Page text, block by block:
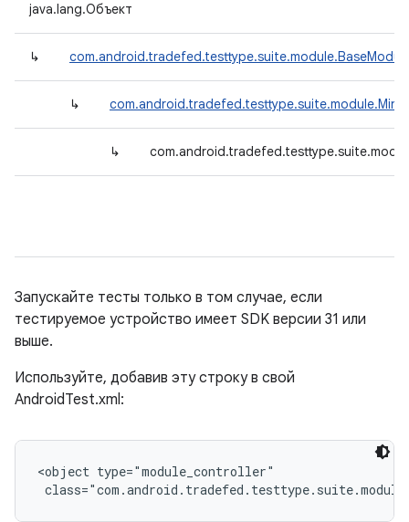
java.lang.Объект
↳
↳
↳
Запускайте тесты только в том случае, если
тестируемое устройство имеет SDK версии 31 или
выше.
Используйте, добавив эту строку в свой
AndroidTest.xml:
<object type="module_controller"